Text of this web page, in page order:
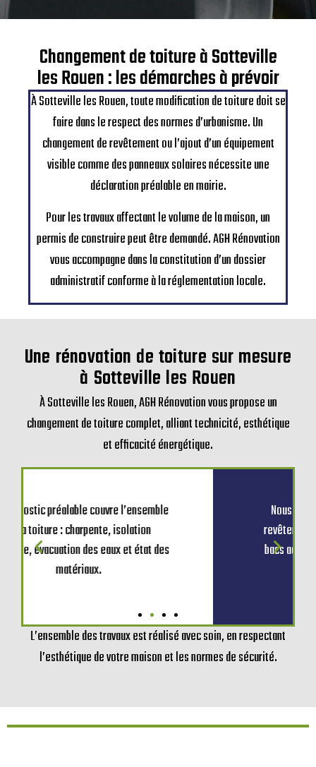
Changement de toiture à Sotteville
les Rouen : les démarches à prévoir
À Sotteville les Rouen, toute modification de toiture doit se
faire dans le respect des normes d’urbanisme. Un
changement de revêtement ou l’ajout d’un équipement
visible comme des panneaux solaires nécessite une
déclaration préalable en mairie.
Pour les travaux affectant le volume de la maison, un
permis de construire peut être demandé. AGH Rénovation
vous accompagne dans la constitution d’un dossier
administratif conforme à la réglementation locale.
Une rénovation de toiture sur mesure
à Sotteville les Rouen
À Sotteville les Rouen, AGH Rénovation vous propose un
changement de toiture complet, alliant technicité, esthétique
et efficacité énergétique.
Nous vous proposons une gamme de
revêtements adaptés : ardoises, tuiles,
bacs acier ou zinc, en fonction de votre
L’ensemble des travaux est réalisé avec soin, en respectant
l’esthétique de votre maison et les normes de sécurité.